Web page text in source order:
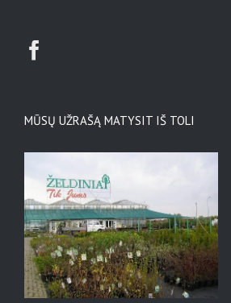
MŪSŲ UŽRAŠĄ MATYSIT IŠ TOLI